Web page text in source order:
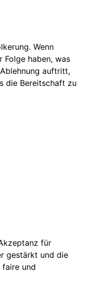
Wenn
Folge haben, was
auftritt,
die Bereitschaft zu
für
gestärkt und die
und